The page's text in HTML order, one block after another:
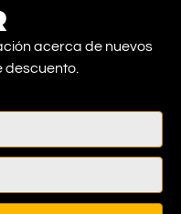
acerca de nuevos
descuento.